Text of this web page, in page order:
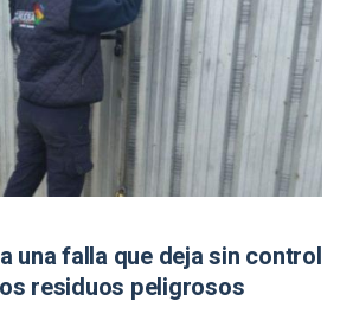
una falla que deja sin control
residuos peligrosos